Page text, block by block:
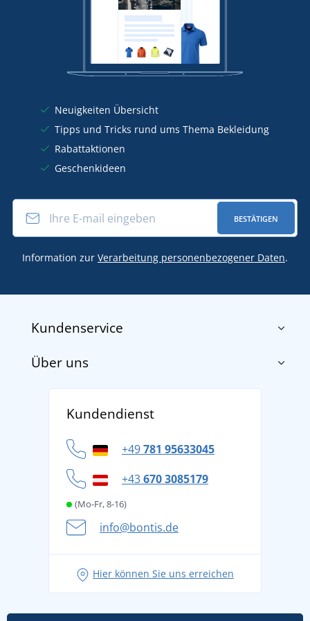
Neuigkeiten Übersicht
Tipps und Tricks rund ums Thema Bekleidung
Rabattaktionen
Geschenkideen
BESTÄTIGEN
Information zur Verarbeitung personenbezogener Daten.
Kundenservice
Impressum
Versand und Zahlung
Datenschutz
Cookie-Richtlinie
Über uns
Für Unternehmen und Organisationen
Kundendienst
+49781 95633045
+43670 3085179
(Mo-Fr, 8-16)
info@bontis.de
Hier können Sie uns erreichen